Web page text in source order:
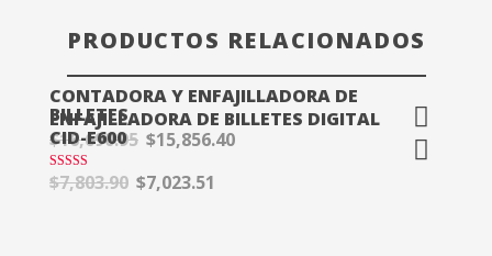
PRODUCTOS RELACIONADOS
¡OFERTA!
CONTADORA Y ENFAJILLADORA DE
BILLETES
$16,690.95 $15,856.40
ENFAJILLADORA DE BILLETES DIGITAL
CID-E600
Valorado en
5.00
$7,803.90 $7,023.51